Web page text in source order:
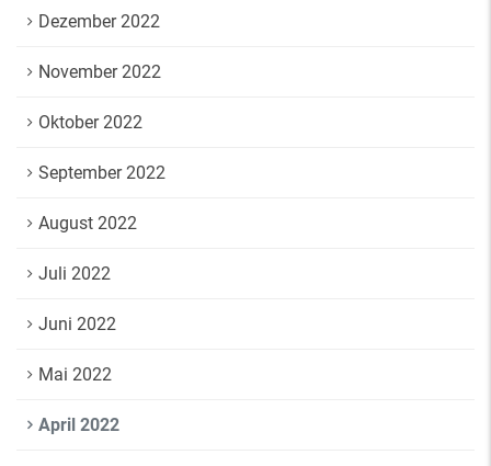
Dezember 2022
November 2022
Oktober 2022
September 2022
August 2022
Juli 2022
Juni 2022
Mai 2022
April 2022